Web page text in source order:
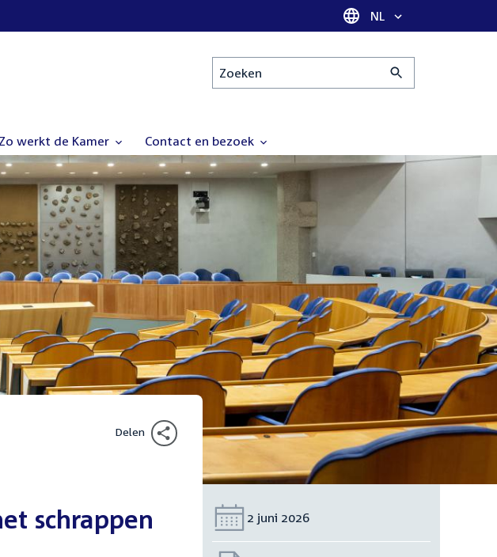
Taal selectie
NL
Zoeken
Zo werkt de Kamer Contact en bezoek
Delen
schrappen
Datum:
2 juni 2026